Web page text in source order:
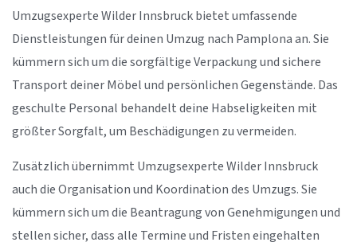
Umzugsexperte Wilder Innsbruck bietet umfassende
Dienstleistungen für deinen Umzug nach Pamplona an. Sie
kümmern sich um die sorgfältige Verpackung und sichere
Transport deiner Möbel und persönlichen Gegenstände. Das
geschulte Personal behandelt deine Habseligkeiten mit
größter Sorgfalt, um Beschädigungen zu vermeiden.
Zusätzlich übernimmt Umzugsexperte Wilder Innsbruck
auch die Organisation und Koordination des Umzugs. Sie
kümmern sich um die Beantragung von Genehmigungen und
stellen sicher, dass alle Termine und Fristen eingehalten